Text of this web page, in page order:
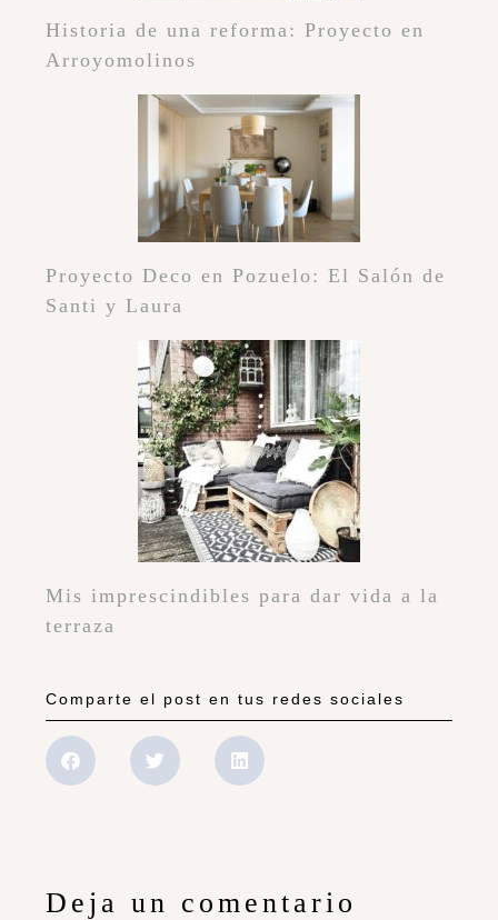
Historia de una reforma: Proyecto en
Arroyomolinos
Proyecto Deco en Pozuelo: El Salón de
Santi y Laura
Mis imprescindibles para dar vida a la
terraza
Comparte el post en tus redes sociales
Deja un comentario